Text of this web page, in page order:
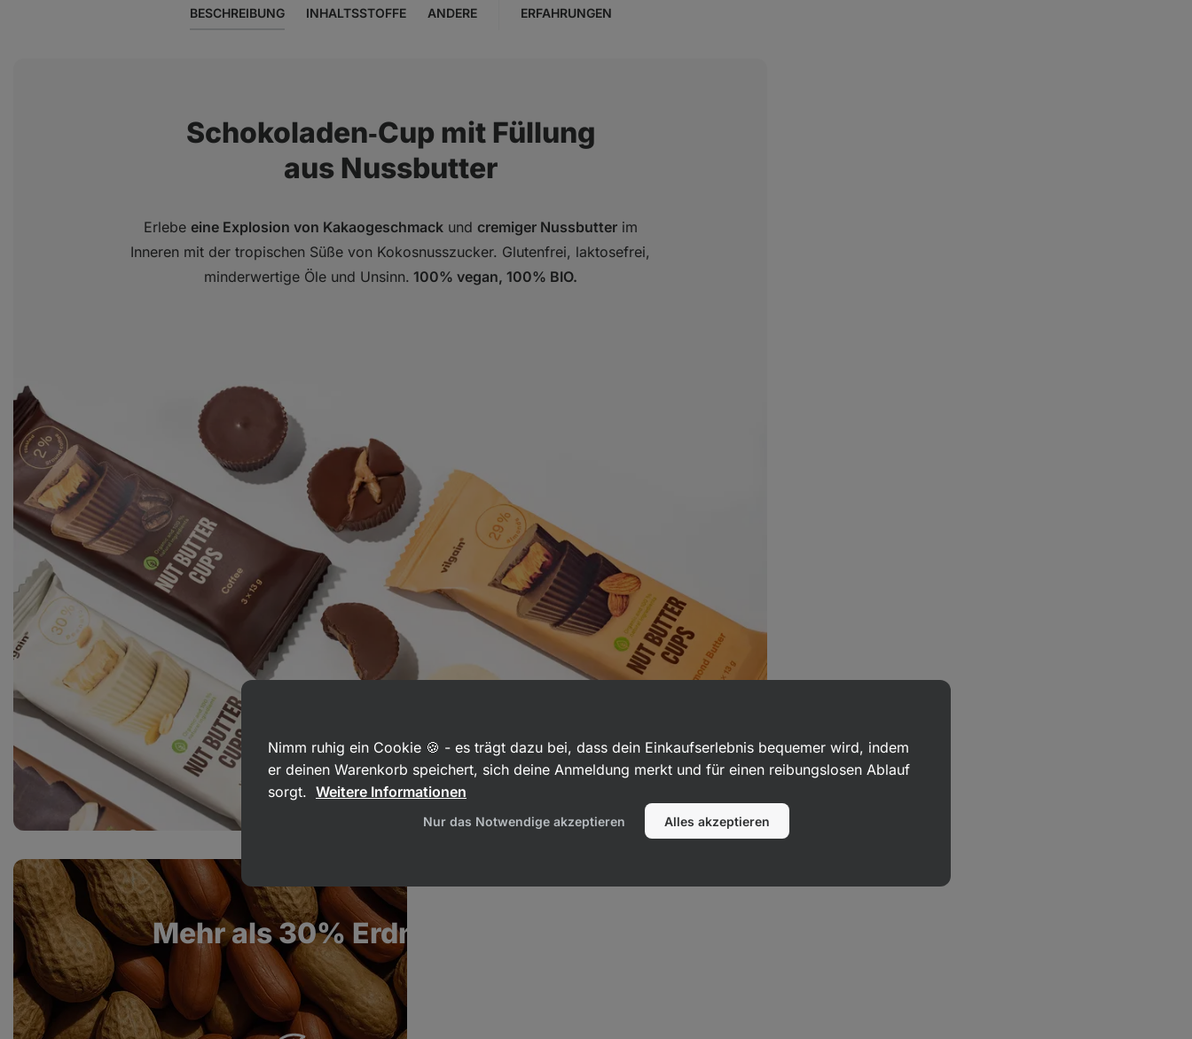
BESCHREIBUNG INHALTSSTOFFE ANDERE ERFAHRUNGEN
Schokoladen‑Cup mit Füllung
aus Nussbutter
Erlebe eine Explosion von Kakaogeschmackund cremiger Nussbutterim
Inneren mit der tropischen Süße von Kokosnusszucker. Glutenfrei, laktosefrei,
minderwertige Öle und Unsinn. 100% vegan, 100% BIO.
Mehr als 30% Erdnussbutteranteil
Nimm ruhig ein Cookie 🍪 - es trägt dazu bei, dass dein Einkaufserlebnis bequemer wird, indem
er deinen Warenkorb speichert, sich deine Anmeldung merkt und für einen reibungslosen Ablauf
sorgt. Weitere Informationen
Nur das Notwendige akzeptieren Alles akzeptieren